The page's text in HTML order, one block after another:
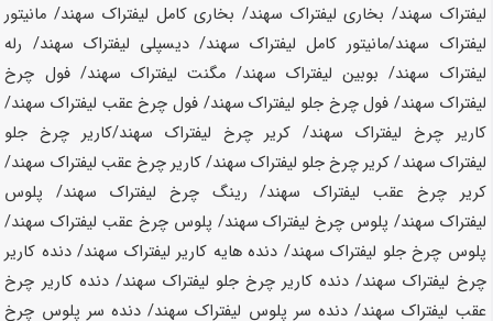
لیفتراک سهند/ بخاری لیفتراک سهند/ بخاری کامل لیفتراک سهند/ مانیتور
لیفتراک سهند/مانیتور کامل لیفتراکسهند/ دیسپلی لیفتراک سهند/ رله
لیفتراک سهند/ بوبین لیفتراکسهند/ مگنت لیفتراک سهند/ فول چرخ
لیفتراک سهند/ فول چرخ جلو لیفتراکسهند/ فول چرخ عقب لیفتراکسهند/
کاریر چرخ لیفتراک سهند/ کریر چرخ لیفتراک سهند/کاریر چرخ جلو
لیفتراک سهند/ کریر چرخ جلو لیفتراکسهند/ کاریر چرخ عقب لیفتراک سهند/
کریر چرخ عقب لیفتراکسهند/ رینگ چرخ لیفتراکسهند/ پلوس
لیفتراک سهند/ پلوس چرخ لیفتراکسهند/ پلوس چرخ عقب لیفتراکسهند/
پلوس چرخ جلو لیفتراکسهند/ دنده هایه کاریر لیفتراک سهند/ دنده کاریر
چرخ لیفتراکسهند/ دنده کاریر چرخ جلو لیفتراک سهند/ دنده کاریر چرخ
عقب لیفتراکسهند/ دنده سر پلوس لیفتراکسهند/ دنده سر پلوس چرخ